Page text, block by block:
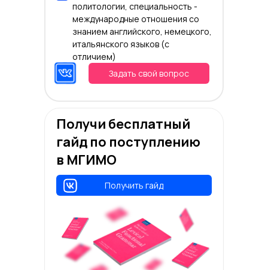
Получи бесплатный
гайд по поступлению
в МГИМО
политологии, специальность -
международные отношения со
знанием английского, немецкого,
итальянского языков (с
отличием)
Получить гайд
Задать свой вопрос